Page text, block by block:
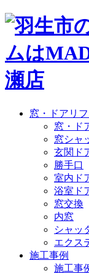
窓・ドアリ
窓・ド
窓シャ
玄関ド
勝手口
室内ド
浴室ド
窓交換
内窓
シャッ
エクス
施工事例
施工事